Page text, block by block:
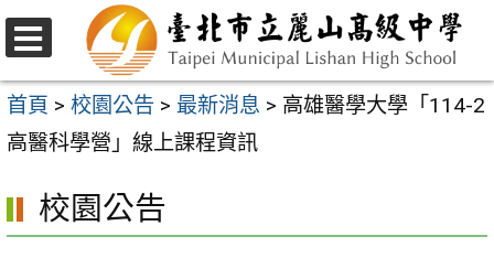
跳
至
主
要
容
區
選
單
首頁 > 校園公告 > 最新消息 > 高雄醫學大學「114-2
高醫科學營」線上課程資訊
校園公告